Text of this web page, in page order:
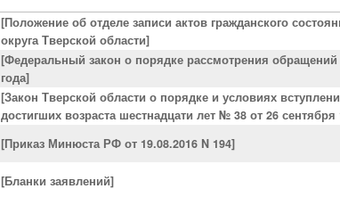
[Положение об отделе записи актов гражданского
округа Тверской области]
[Федеральный закон о порядке рассмотрения
года]
[Закон Тверской области о порядке и условиях
достигших возраста шестнадцати лет № 38 от 26 сентября
[Приказ Минюста РФ от 19.08.2016 N 194]
[Бланки заявлений]